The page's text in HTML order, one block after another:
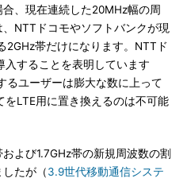
、現在連続した20MHz幅の周
NTTドコモやソフトバンクが現
2GHz帯だけになります。NTTド
入することを表明しています
るユーザーは膨大な数に上って
LTE用に置き換えるのは不可能
よび1.7GHz帯の新規周波数の割
たが（3.9世代移動通信システ